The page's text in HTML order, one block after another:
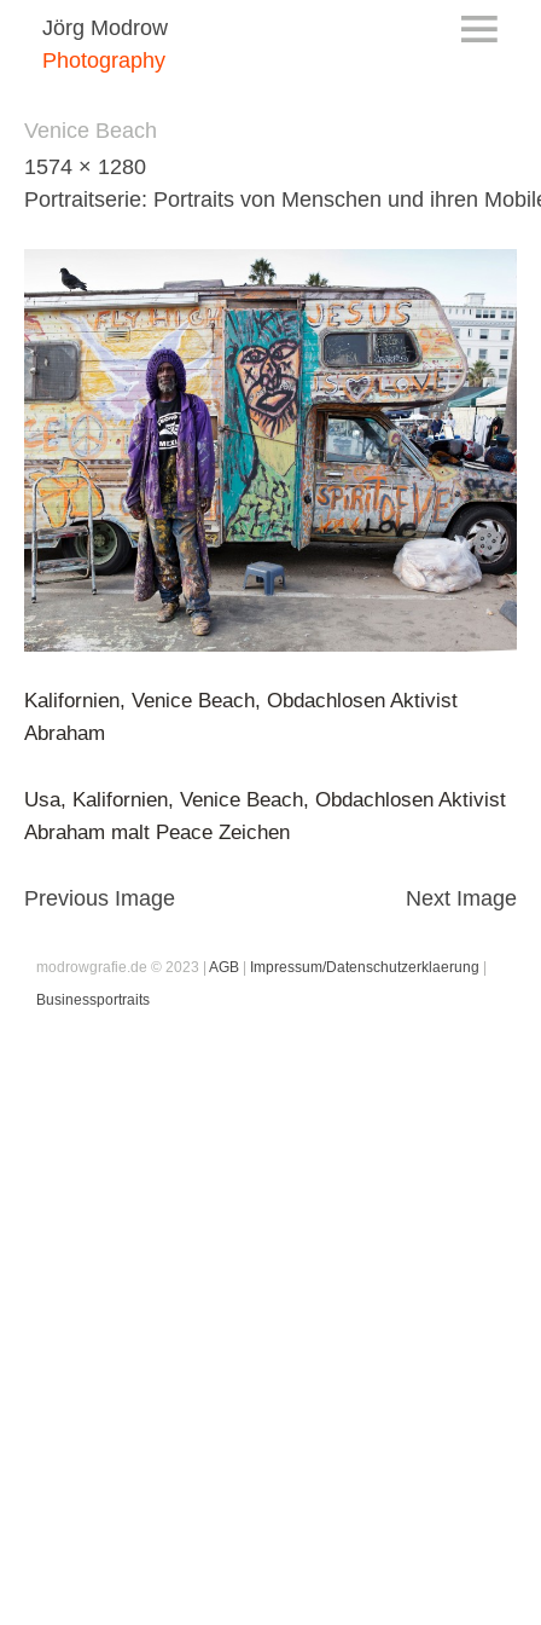
Jörg Modrow
Photography
Venice Beach
1574 × 1280
Portraitserie: Portraits von Menschen und ihren
Kalifornien, Venice Beach, Obdachlosen Aktivist
Abraham
Usa, Kalifornien, Venice Beach, Obdachlosen Aktivist
Abraham malt Peace Zeichen
Previous Image Next Image
modrowgrafie.de © 2023 | AGB| Impressum/Datenschutzerklaerung |
Businessportraits